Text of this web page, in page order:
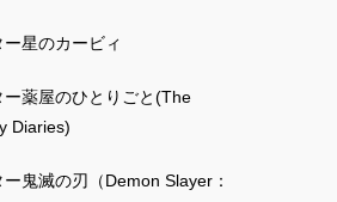
星のカービィ
ー薬屋のひとりごと(The
Diaries)
鬼滅の刃（Demon Slayer：